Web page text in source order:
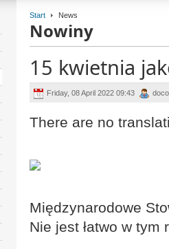
Start News
Nowiny
15 kwietnia
Friday, 08 April 2022 09:43
There are no
Międzynarodowe
Nie jest łatwo w